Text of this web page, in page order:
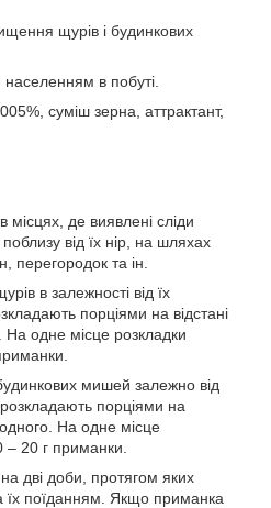
щурів і будинкових
в побуті.
суміш зерна, аттрактант,
де виявлені сліди
поблизу від їх нір, на шляхах
перегородок та ін.
в залежності від їх
порціями на відстані
одне місце розкладки
мишей залежно від
порціями на
На одне місце
– 20 г приманки.
дві доби, протягом яких
їх поїданням. Якщо приманка